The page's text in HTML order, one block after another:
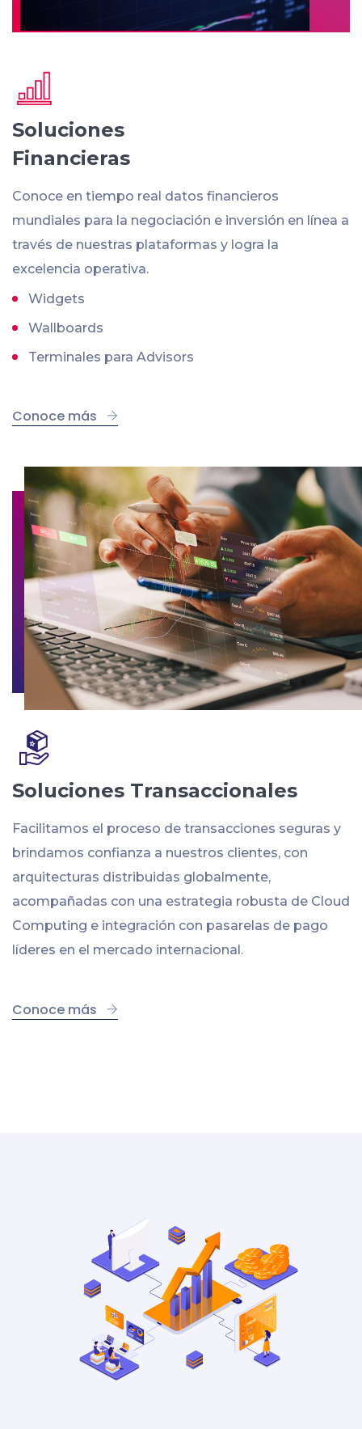
Soluciones
Financieras
Conoce en tiempo real datos financieros
mundiales para la negociación e inversión en línea a
través de nuestras plataformas y logra la
excelencia operativa.
Widgets
Wallboards
Terminales para Advisors
Conoce más
Soluciones Transaccionales
Facilitamos el proceso de transacciones seguras y
brindamos confianza a nuestros clientes, con
arquitecturas distribuidas globalmente,
acompañadas con una estrategia robusta de Cloud
Computing e integración con pasarelas de pago
líderes en el mercado internacional.
Conoce más